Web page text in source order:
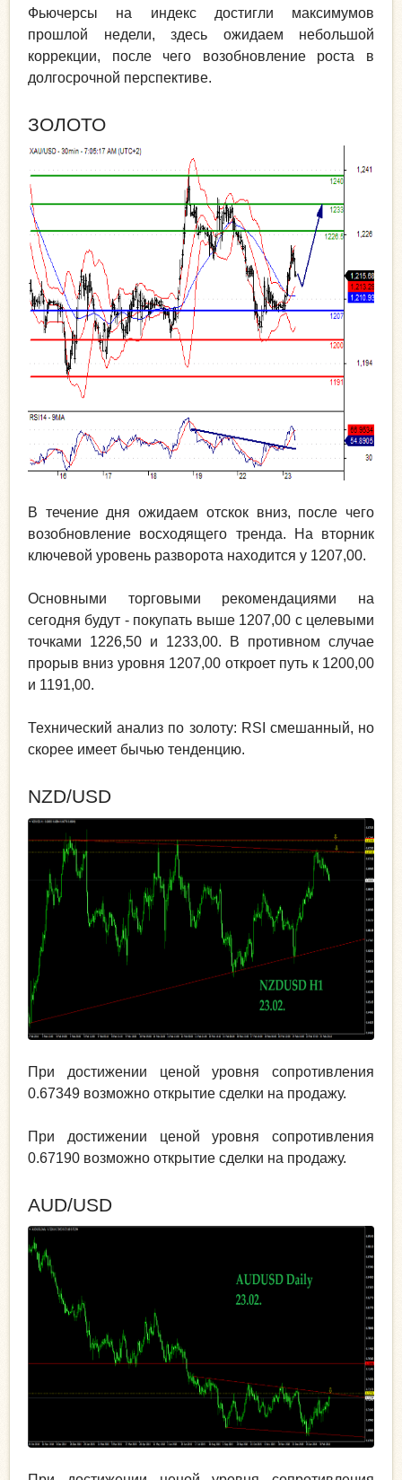
Фьючерсы на индекс достигли максимумов
прошлой недели, здесь ожидаем небольшой
коррекции, после чего возобновление роста в
долгосрочной перспективе.
ЗОЛОТО
В течение дня ожидаем отскок вниз, после чего
возобновление восходящего тренда. На вторник
ключевой уровень разворота находится у 1207,00.
Основными торговыми рекомендациями на
сегодня будут - покупать выше 1207,00 с целевыми
точками 1226,50 и 1233,00. В противном случае
прорыв вниз уровня 1207,00 откроет путь к 1200,00
и 1191,00.
Технический анализ по золоту: RSI смешанный, но
скорее имеет бычью тенденцию.
NZD/USD
При достижении ценой уровня сопротивления
0.67349 возможно открытие сделки на продажу.
При достижении ценой уровня сопротивления
0.67190 возможно открытие сделки на продажу.
AUD/USD